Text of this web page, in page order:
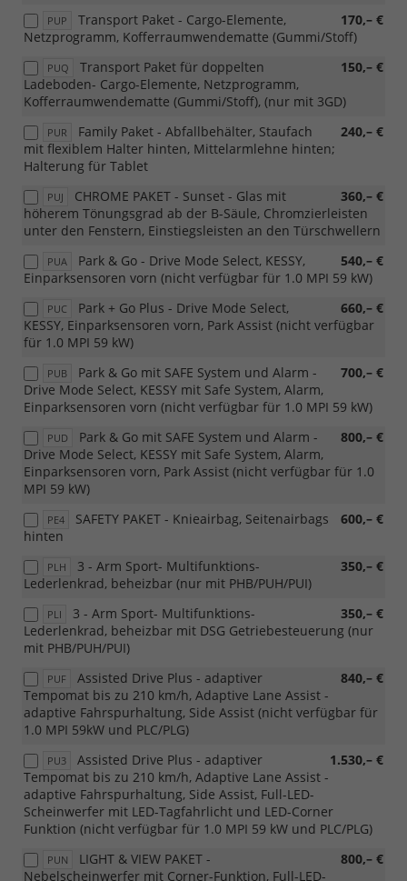
PUP 170,– €
Transport Paket - Cargo-Elemente,
Netzprogramm, Kofferraumwendematte (Gummi/Stoff)
PUQ 150,– €
Transport Paket für doppelten
Ladeboden- Cargo-Elemente, Netzprogramm,
Kofferraumwendematte (Gummi/Stoff), (nur mit 3GD)
PUR 240,– €
Family Paket - Abfallbehälter, Staufach
mit flexiblem Halter hinten, Mittelarmlehne hinten;
Halterung für Tablet
PUJ 360,– €
CHROME PAKET - Sunset - Glas mit
höherem Tönungsgrad ab der B-Säule, Chromzierleisten
unter den Fenstern, Einstiegsleisten an den Türschwellern
PUA 540,– €
Park & Go - Drive Mode Select, KESSY,
Einparksensoren vorn (nicht verfügbar für 1.0 MPI 59 kW)
PUC 660,– €
Park + Go Plus - Drive Mode Select,
KESSY, Einparksensoren vorn, Park Assist (nicht verfügbar
für 1.0 MPI 59 kW)
PUB 700,– €
Park & Go mit SAFE System und Alarm -
Drive Mode Select, KESSY mit Safe System, Alarm,
Einparksensoren vorn (nicht verfügbar für 1.0 MPI 59 kW)
PUD 800,– €
Park & Go mit SAFE System und Alarm -
Drive Mode Select, KESSY mit Safe System, Alarm,
Einparksensoren vorn, Park Assist (nicht verfügbar für 1.0
MPI 59 kW)
PE4 600,– €
SAFETY PAKET - Knieairbag, Seitenairbags
hinten
PLH 350,– €
3 - Arm Sport- Multifunktions-
Lederlenkrad, beheizbar (nur mit PHB/PUH/PUI)
PLI 350,– €
3 - Arm Sport- Multifunktions-
Lederlenkrad, beheizbar mit DSG Getriebesteuerung (nur
mit PHB/PUH/PUI)
PUF 840,– €
Assisted Drive Plus - adaptiver
Tempomat bis zu 210 km/h, Adaptive Lane Assist -
adaptive Fahrspurhaltung, Side Assist (nicht verfügbar für
1.0 MPI 59kW und PLC/PLG)
PU3 1.530,– €
Assisted Drive Plus - adaptiver
Tempomat bis zu 210 km/h, Adaptive Lane Assist -
adaptive Fahrspurhaltung, Side Assist, Full-LED-
Scheinwerfer mit LED-Tagfahrlicht und LED-Corner
Funktion (nicht verfügbar für 1.0 MPI 59 kW und PLC/PLG)
PUN 800,– €
LIGHT & VIEW PAKET -
Nebelscheinwerfer mit Corner-Funktion, Full-LED-